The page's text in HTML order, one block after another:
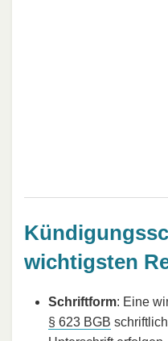
wichtigsten
Schriftform: Eine
§ 623 BGB